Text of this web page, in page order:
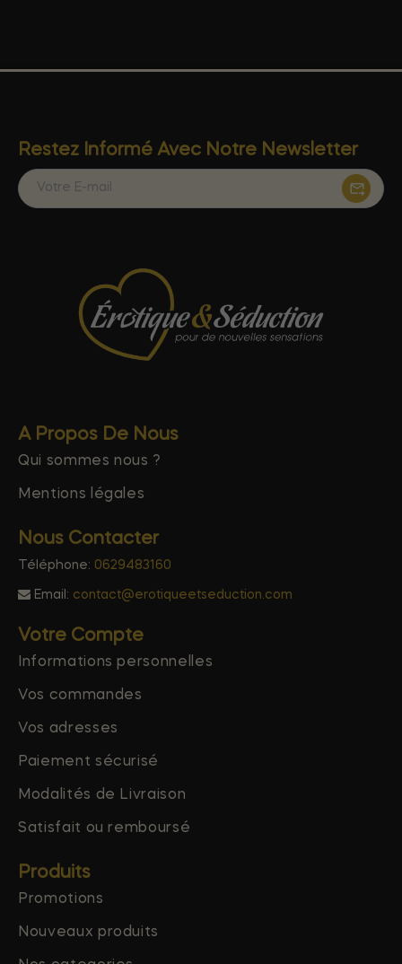
Restez Informé Avec Notre Newsletter
A Propos De Nous
Qui sommes nous ?
Mentions légales
Nous Contacter
Téléphone: 0629483160
Email: contact@erotiqueetseduction.com
Votre Compte
Informations personnelles
Vos commandes
Vos adresses
Paiement sécurisé
Modalités de Livraison
Satisfait ou remboursé
Produits
Promotions
Nouveaux produits